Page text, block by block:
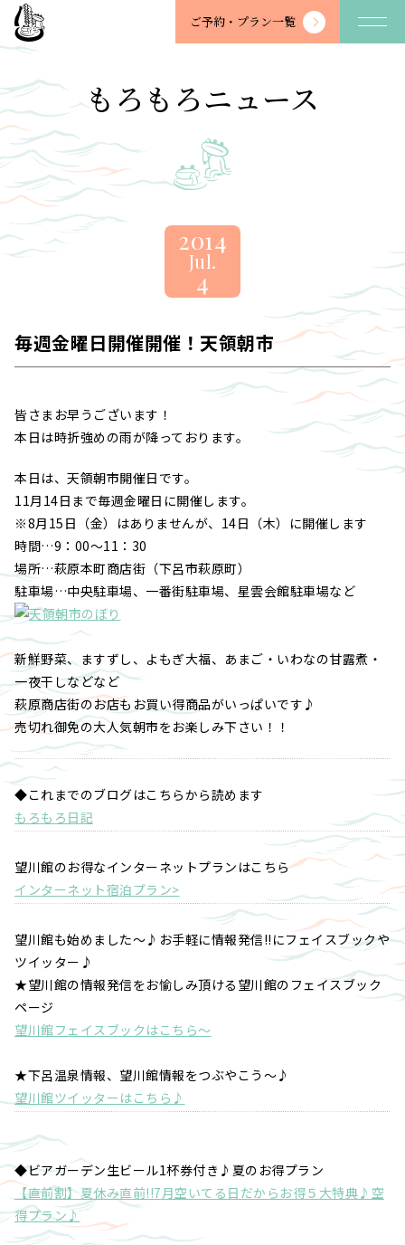
望
川
-
BOSENKAN
ご予約・ プラン一覧
もろもろニュース
2014
Jul.
4
毎週金曜日開催開催！天領朝市
皆さまお早うございます！
本日は時折強めの雨が降っております。
本日は、天領朝市開催日です。
11月14日まで毎週金曜日に開催します。
※8月15日（金）はありませんが、14日（木）に開催します
時間…9：00～11：30
場所…萩原本町商店街（下呂市萩原町）
駐車場…中央駐車場、一番街駐車場、星雲会館駐車場など
新鮮野菜、ますずし、よもぎ大福、あまご・いわなの甘露煮・
一夜干しなどなど
萩原商店街のお店もお買い得商品がいっぱいです♪
売切れ御免の大人気朝市をお楽しみ下さい！！
◆これまでのブログはこちらから読めます
もろもろ日記
望川館のお得なインターネットプランはこちら
インターネット宿泊プラン>
望川館も始めました～♪お手軽に情報発信!!にフェイスブックや
ツイッター♪
★望川館の情報発信をお愉しみ頂ける望川館のフェイスブック
ページ
望川館フェイスブックはこちら～
★下呂温泉情報、望川館情報をつぶやこう～♪
望川館ツイッターはこちら♪
◆ビアガーデン生ビール1杯券付き♪夏のお得プラン
【直前割】夏休み直前!!7月空いてる日だからお得５大特典♪空
得プラン♪